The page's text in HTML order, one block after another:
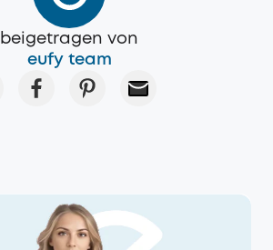
beigetragen von
eufy team